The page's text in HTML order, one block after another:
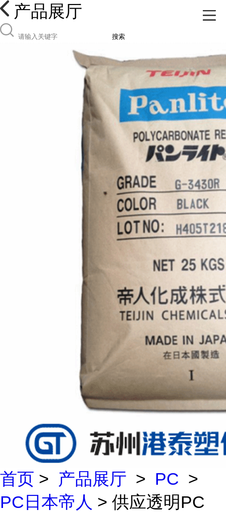
产品展厅
搜索
首页 > 产品展厅 > PC >
PC日本帝人 > 供应透明PC